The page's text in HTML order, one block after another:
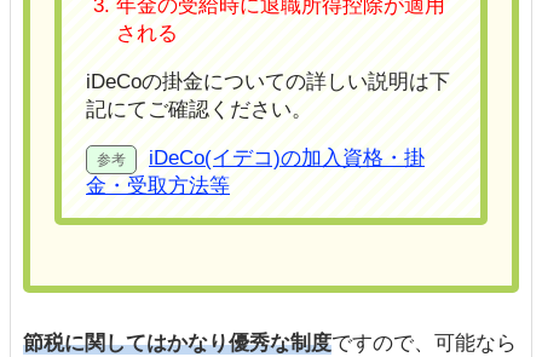
年金の受給時に退職所得控除が適用
される
iDeCoの掛金についての詳しい説明は下
記にてご確認ください。
iDeCo(イデコ)の加入資格・掛
金・受取方法等
節税に関してはかなり優秀な制度ですので、可能なら